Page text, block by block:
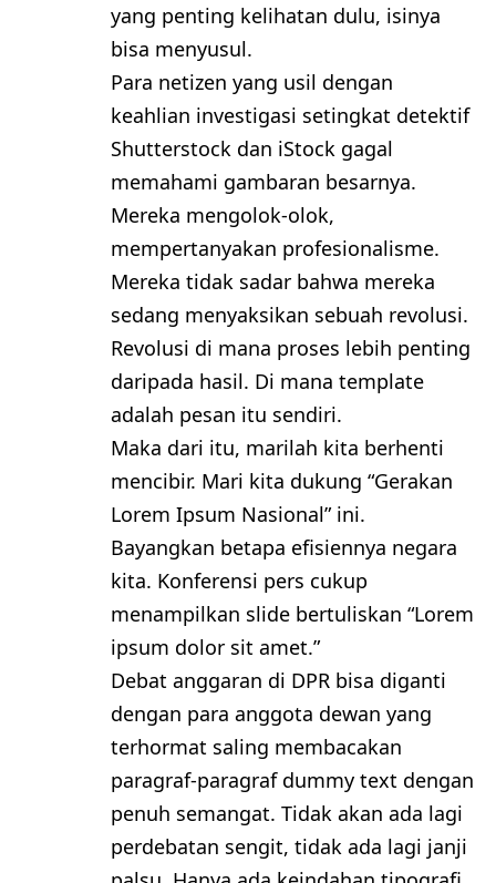
yang penting kelihatan dulu, isinya
bisa menyusul.
Para netizen yang usil dengan
keahlian investigasi setingkat detektif
Shutterstock dan iStock gagal
memahami gambaran besarnya.
Mereka mengolok-olok,
mempertanyakan profesionalisme.
Mereka tidak sadar bahwa mereka
sedang menyaksikan sebuah revolusi.
Revolusi di mana proses lebih penting
daripada hasil. Di mana template
adalah pesan itu sendiri.
Maka dari itu, marilah kita berhenti
mencibir. Mari kita dukung “Gerakan
Lorem Ipsum Nasional” ini.
Bayangkan betapa efisiennya negara
kita. Konferensi pers cukup
menampilkan slide bertuliskan “Lorem
ipsum dolor sit amet.”
Debat anggaran di DPR bisa diganti
dengan para anggota dewan yang
terhormat saling membacakan
paragraf-paragraf dummy text dengan
penuh semangat. Tidak akan ada lagi
perdebatan sengit, tidak ada lagi janji